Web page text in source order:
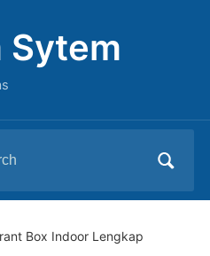
Sytem
Box Indoor Lengkap